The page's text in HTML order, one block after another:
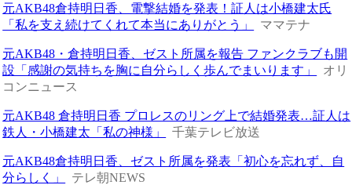
元AKB48倉持明日香、電撃結婚を発表！証人は小橋建太氏
「私を支え続けてくれて本当にありがとう」
ママテナ
元AKB48・倉持明日香、ゼスト所属を報告 ファンクラブも開
設「感謝の気持ちを胸に自分らしく歩んでまいります」
オリ
コンニュース
元AKB48 倉持明日香 プロレスのリング上で結婚発表…証人は
鉄人・小橋建太「私の神様」
千葉テレビ放送
元AKB48倉持明日香、ゼスト所属を発表「初心を忘れず、自
分らしく」
テレ朝NEWS